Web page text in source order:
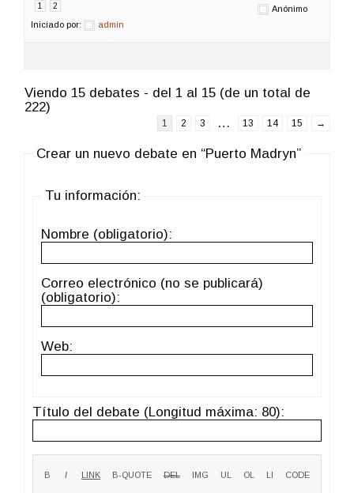
1 2
Iniciado por: admin
Anónimo
Viendo 15 debates - del 1 al 15 (de un total de
222)
1 2 3 … 13 14 15 →
Crear un nuevo debate en “Puerto Madryn”
Tu información:
Nombre (obligatorio):
Correo electrónico (no se publicará)
(obligatorio):
Web:
Título del debate (Longitud máxima: 80):